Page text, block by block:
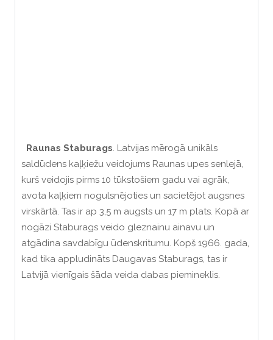
Raunas Staburags. Latvijas mērogā unikāls
saldūdens kaļķiežu veidojums Raunas upes senlejā,
kurš veidojis pirms 10 tūkstošiem gadu vai agrāk,
avota kaļķiem nogulsnējoties un sacietējot augsnes
virskārtā. Tas ir ap 3,5 m augsts un 17 m plats. Kopā ar
nogāzi Staburags veido gleznainu ainavu un
atgādina savdabīgu ūdenskritumu. Kopš 1966. gada,
kad tika appludināts Daugavas Staburags, tas ir
Latvijā vienīgais šāda veida dabas piemineklis.